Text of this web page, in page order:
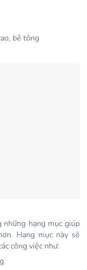
bê tông
hạng mục giúp
Hạng mục này sẽ
công việc như: